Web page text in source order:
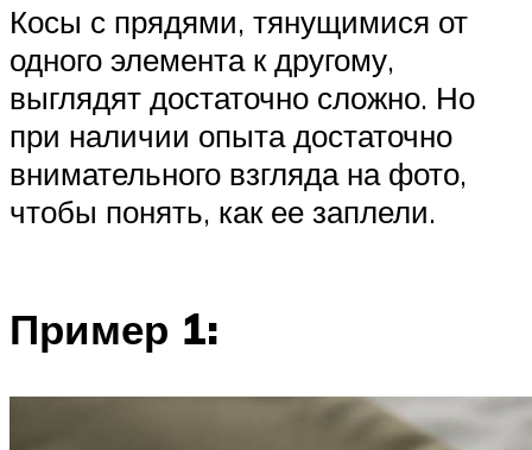
Косы с прядями, тянущимися от
одного элемента к другому,
выглядят достаточно сложно. Но
при наличии опыта достаточно
внимательного взгляда на фото,
чтобы понять, как ее заплели.
Пример 1: